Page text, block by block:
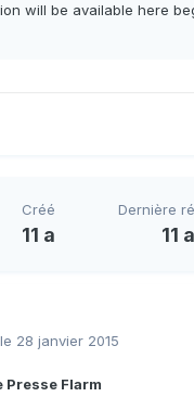
will be available here
Créé
11 a
Dernière
11 a
le 28 janvier 2015
Presse Flarm